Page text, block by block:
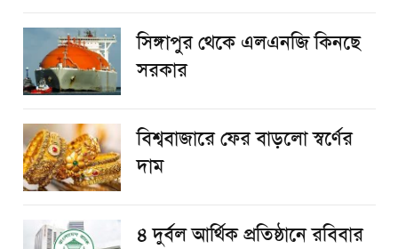
সিঙ্গাপুর থেকে এলএনজি কিনছে
সরকার
বিশ্ববাজারে ফের বাড়লো স্বর্ণের
দাম
৪ দুর্বল আর্থিক প্রতিষ্ঠানে রবিবার